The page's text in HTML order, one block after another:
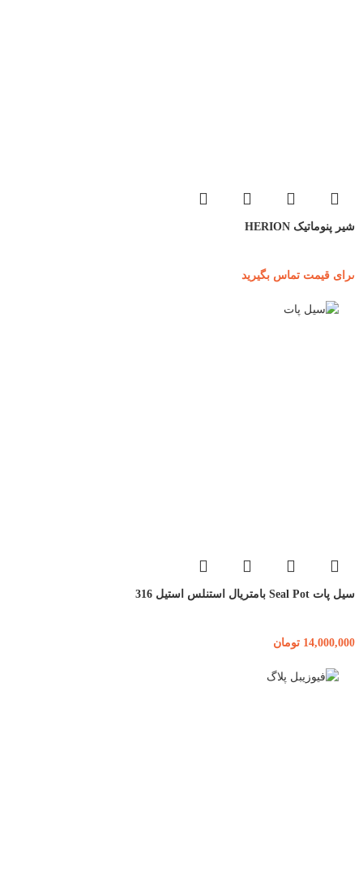
شیر پنوماتیک HERION
برای قیمت تماس بگیرید
سیل پات Seal Pot بامتریال استنلس استیل 316
14,000,000 تومان